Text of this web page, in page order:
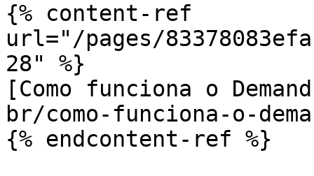
{% content-ref
url="/pages/
28" %}
[Como funciona o
br/como-funciona-o-
{% endcontent-ref %}